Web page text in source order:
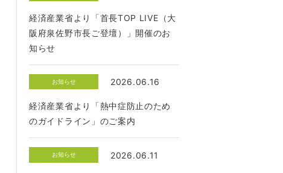
経済産業省より「首長TOP LIVE（大
阪府泉佐野市長ご登壇）」開催のお
知らせ
お知らせ 2026.06.16
経済産業省より「熱中症防止のため
のガイドライン」のご案内
お知らせ 2026.06.11